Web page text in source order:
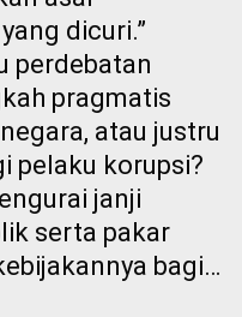
dicuri.”
perdebatan
pragmatis
atau justru
pelaku korupsi?
janji
serta pakar
bagi…